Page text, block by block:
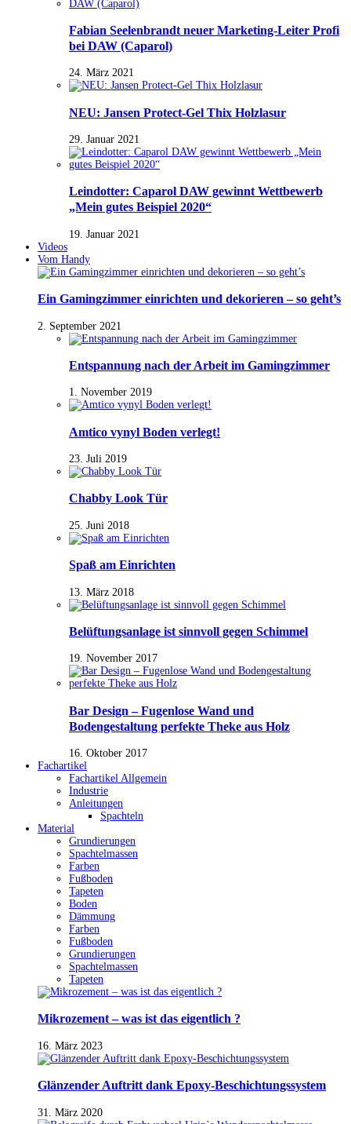
Fabian Seelenbrandt neuer Marketing-Leiter Profi
bei DAW (Caparol)
24. März 2021
NEU: Jansen Protect-Gel Thix Holzlasur
29. Januar 2021
Leindotter: Caparol DAW gewinnt Wettbewerb
„Mein gutes Beispiel 2020“
19. Januar 2021
Videos
Vom Handy
Ein Gamingzimmer einrichten und dekorieren – so geht’s
2. September 2021
Entspannung nach der Arbeit im Gamingzimmer
1. November 2019
Amtico vynyl Boden verlegt!
23. Juli 2019
Chabby Look Tür
25. Juni 2018
Spaß am Einrichten
13. März 2018
Belüftungsanlage ist sinnvoll gegen Schimmel
19. November 2017
Bar Design – Fugenlose Wand und
Bodengestaltung perfekte Theke aus Holz
16. Oktober 2017
Fachartikel
Fachartikel Allgemein
Industrie
Anleitungen
Spachteln
Material
Grundierungen
Spachtelmassen
Farben
Fußboden
Tapeten
Boden
Dämmung
Farben
Fußboden
Grundierungen
Spachtelmassen
Tapeten
Mikrozement – was ist das eigentlich ?
16. März 2023
Glänzender Auftritt dank Epoxy-Beschichtungssystem
31. März 2020